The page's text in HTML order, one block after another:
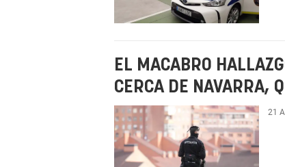
EL MACABRO
CERCA DE NAVARRA,
21